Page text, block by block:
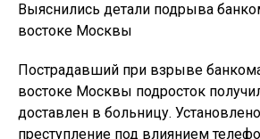
Выяснились детали подрыва
востоке Москвы
Пострадавший при взрыве
востоке Москвы подросток
доставлен в больницу.
преступление под влиянием